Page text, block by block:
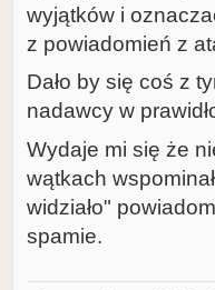
wyjątków i
z powiadomień z
Dało by się coś z
nadawcy w
Wydaje mi się że
wątkach
widziało"
spamie.